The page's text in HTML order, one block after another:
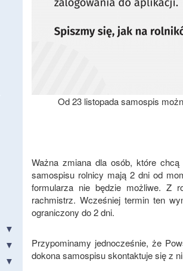
Od 23 listopada samospis
Ważna zmiana dla osób, które
samospisu rolnicy mają 2 dni od
formularza nie będzie możliwe. Z
rachmistrz. Wcześniej termin ten
ograniczony do 2 dni.
Przypominamy jednocześnie, że
dokona samospisu skontaktuje się z